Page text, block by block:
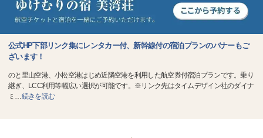
公式HP下部リンク集にレンタカー付、新幹線付の宿泊プランのバナーもご
ざいます！
のと里山空港、小松空港はじめ近隣空港を利用した航空券付宿泊プランです。乗り
継ぎ、LCC利用等幅広い選択が可能です。※リンク先はタイムデザイン社のダイナ
ミ …続きを読む